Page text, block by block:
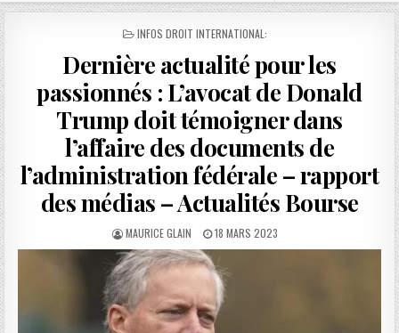
POSTED
INFOS DROIT INTERNATIONAL:
Dernière actualité pour les
passionnés : L’avocat de Donald
Trump doit témoigner dans
l’affaire des documents de
l’administration fédérale – rapport
des médias – Actualités Bourse
AUTHOR:
MAURICE GLAIN
PUBLISHED
DATE:
18 MARS 2023